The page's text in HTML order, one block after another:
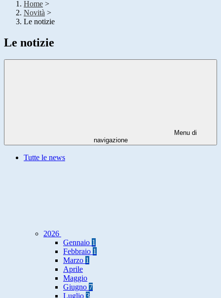
Home >
Novità >
Le notizie
Le notizie
Menu di
navigazione
Tutte le news
2026
Gennaio 1
Febbraio 1
Marzo 1
Aprile
Maggio
Giugno 7
Luglio 3